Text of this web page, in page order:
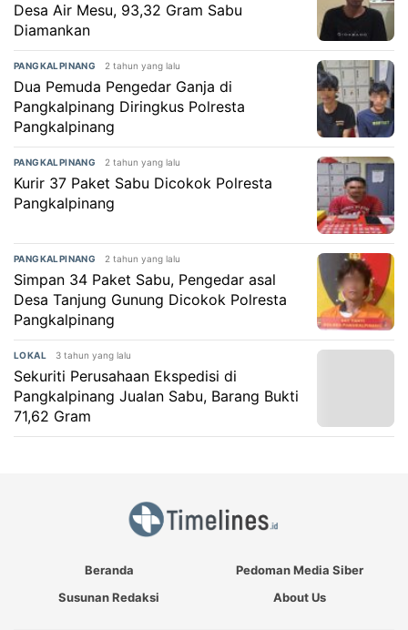
Desa Air Mesu, 93,32 Gram Sabu
Diamankan
PANGKALPINANG 2 tahun yang lalu
Dua Pemuda Pengedar Ganja di
Pangkalpinang Diringkus Polresta
Pangkalpinang
PANGKALPINANG 2 tahun yang lalu
Kurir 37 Paket Sabu Dicokok Polresta
Pangkalpinang
PANGKALPINANG 2 tahun yang lalu
Simpan 34 Paket Sabu, Pengedar asal
Desa Tanjung Gunung Dicokok Polresta
Pangkalpinang
LOKAL 3 tahun yang lalu
Sekuriti Perusahaan Ekspedisi di
Pangkalpinang Jualan Sabu, Barang Bukti
71,62 Gram
Beranda
Pedoman Media Siber
Susunan Redaksi
About Us